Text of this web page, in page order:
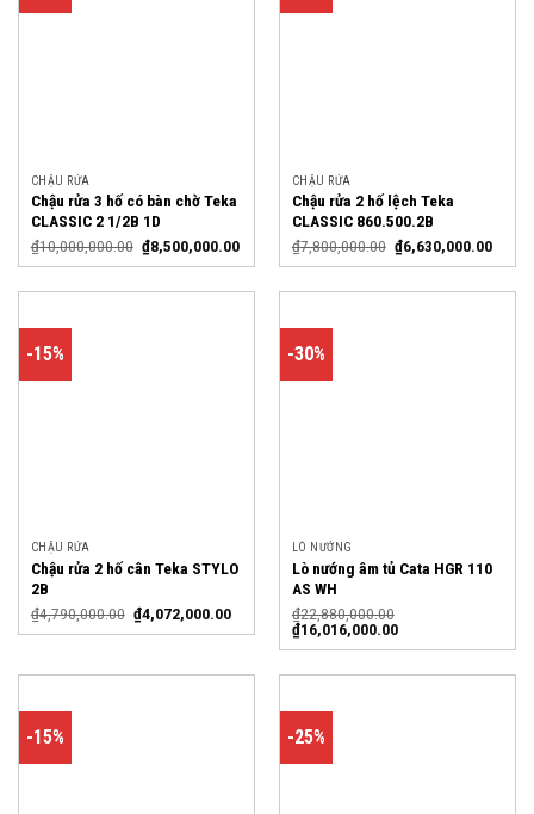
CHẬU RỬA
Chậu rửa 3 hố có bàn chờ Teka
CLASSIC 2 1/2B 1D
₫10,000,000.00 ₫8,500,000.00
CHẬU RỬA
Chậu rửa 2 hố lệch Teka
CLASSIC 860.500.2B
₫7,800,000.00 ₫6,630,000.00
-15%
CHẬU RỬA
Chậu rửa 2 hố cân Teka STYLO
2B
₫4,790,000.00 ₫4,072,000.00
-30%
LÒ NƯỚNG
Lò nướng âm tủ Cata HGR 110
AS WH
₫22,880,000.00
₫16,016,000.00
-15% -25%